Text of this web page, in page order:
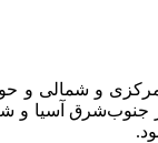
و شمالی و حوزه
جنوب‌شرق آسیا و